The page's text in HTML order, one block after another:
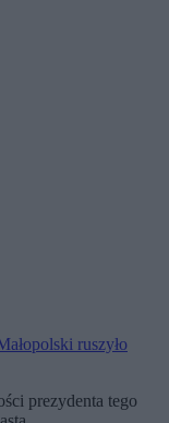
ruszyło
prezydenta tego